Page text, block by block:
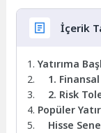
İçerik
Yatırıma
1.
2. Risk
Popüler
Hisse